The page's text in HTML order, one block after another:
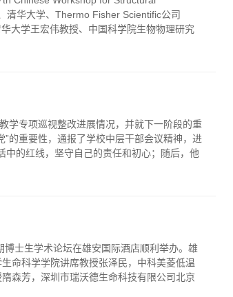
清华大学、Thermo Fisher Scientific公司
大学王宏伟教授、中国科学院生物物理研究
学专项巡视整改进展情况，并就下一阶段的重
的重要性，通报了学校中层干部会议精神，进
中的红线，坚守自己的责任和初心；随后，他
士生学术论坛在雄安国际酒店顺利举办。雄
命科学学院讲席教授张泽民，中科美菱低温
森芳，深圳市瑞沃德生命科技有限公司北京